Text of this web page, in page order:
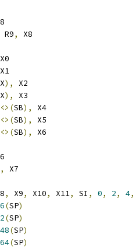
R9, X8
X0
X1
),
X2
),
X3
<>(SB),
X4
<>(SB),
X5
<>(SB), X6
X7
, X9, X10, X11, SI , 0, 2, 4,
(SP)
(SP)
48(SP)
64(SP)